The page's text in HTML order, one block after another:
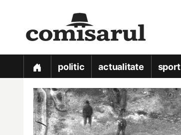
politic actualitate sport